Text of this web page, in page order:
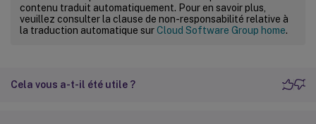
contenu traduit automatiquement. Pour en savoir plus,
veuillez consulter la clause de non-responsabilité relative à
la traduction automatique surCloud Software Group home.
Cela vous a-t-il été utile ?